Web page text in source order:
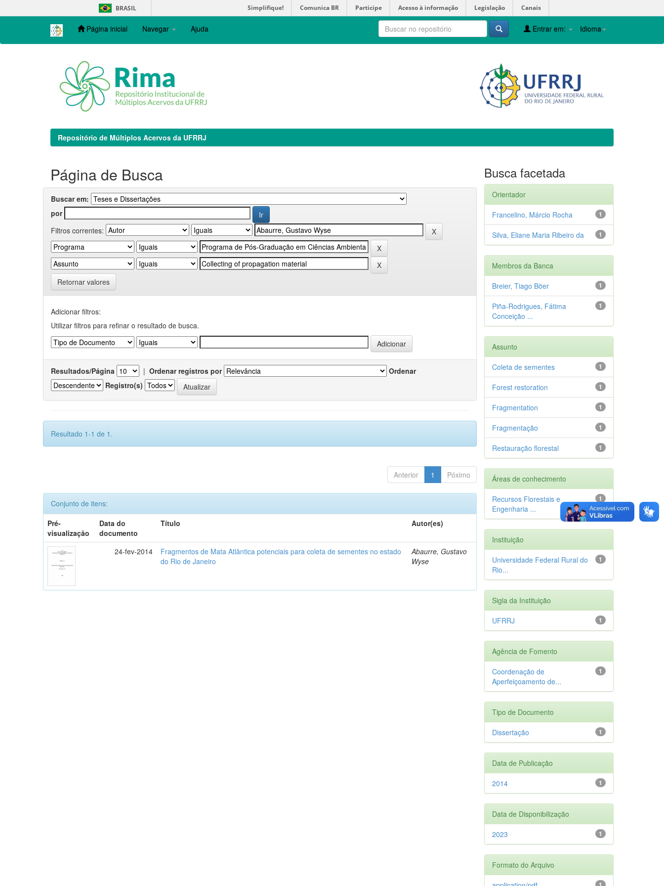
navigation
BRASIL Simplifique! Comunica BR Participe Acesso à informação Legislação Canais
Página inicial Navegar Ajuda Idioma
Entrar em:
Repositório de Múltiplos Acervos da UFRRJ
Página de Busca
Buscar em:
por
Filtros correntes:
Retornar valores
Adicionar filtros:
Utilizar filtros para refinar o resultado de busca.
Resultados/Página | Ordenar registros por
Ordenar
Registro(s)
Resultado 1-1 de 1.
Anterior 1 Póximo
Conjunto de itens:
Pré-
visualização
Data do
documento
Título Autor(es)
24-fev-2014
Fragmentos de Mata Atlântica potenciais para coleta de sementes no estado
do Rio de Janeiro
Abaurre, Gustavo
Wyse
Busca facetada
Orientador
1
Francelino, Márcio Rocha
1
Silva, Eliane Maria Ribeiro da
Membros da Banca
1
Breier, Tiago Böer
1
Piña-Rodrigues, Fátima
Conceição ...
Assunto
1
Coleta de sementes
1
Forest restoration
1
Fragmentation
1
Fragmentação
1
Restauração florestal
Áreas de conhecimento
1
Recursos Florestais e
Engenharia ...
Instituição
1
Universidade Federal Rural do
Rio...
Sigla da Instituição
1
UFRRJ
Agência de Fomento
1
Coordenação de
Aperfeiçoamento de...
Tipo de Documento
1
Dissertação
Data de Publicação
1
2014
Data de Disponibilização
1
2023
Formato do Arquivo